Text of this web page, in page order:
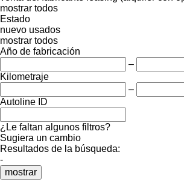
mostrar todos
Estado
nuevo usados
mostrar todos
Año de fabricación
–
Kilometraje
–
Autoline ID
¿Le faltan algunos filtros?
Sugiera un cambio
Resultados de la búsqueda:
-
mostrar